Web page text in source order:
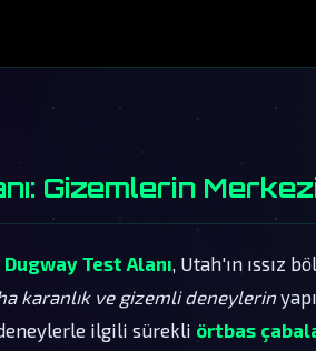
Gizemlerin
Test Alanı, Utah'ın ıssız
karanlık ve gizemli deneylerin
ilgili sürekli örtbas